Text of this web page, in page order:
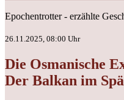
Epochentrotter - erzählte
26.11.2025, 08:00 Uhr
Die Osmanische
Der Balkan im